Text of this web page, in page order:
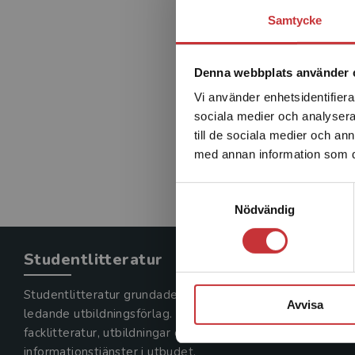
Samtycke
Denna webbplats använder
Vi använder
sociala medier och
till de sociala medier och
med annan information som
Nödvändig
Avvisa
Studentlitteratur
Studentlitteratur grundades 1963 och är idag Sveriges
ledande utbildningsförlag. Med läromedel, kurslitteratur,
facklitteratur, utbildningar och digitala
informationstjänster i utbudet,